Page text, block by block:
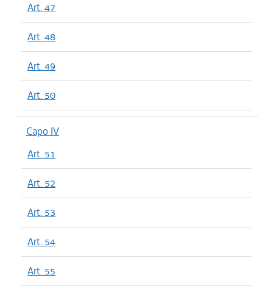
Art. 47
Art. 48
Art. 49
Art. 50
Capo IV
Art. 51
Art. 52
Art. 53
Art. 54
Art. 55